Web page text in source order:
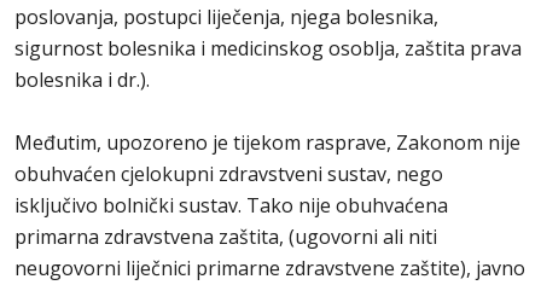
poslovanja, postupci liječenja, njega bolesnika,
sigurnost bolesnika i medicinskog osoblja, zaštita prava
bolesnika i dr.).
Međutim, upozoreno je tijekom rasprave, Zakonom nije
obuhvaćen cjelokupni zdravstveni sustav, nego
isključivo bolnički sustav. Tako nije obuhvaćena
primarna zdravstvena zaštita, (ugovorni ali niti
neugovorni liječnici primarne zdravstvene zaštite), javno